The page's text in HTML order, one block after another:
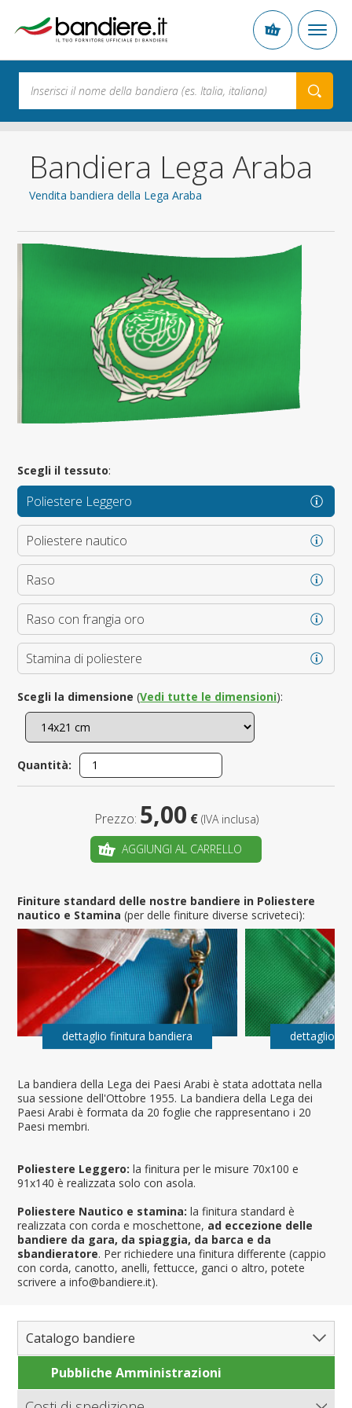
Bandiera Lega Araba
Vendita bandiera della Lega Araba
La bandiera della Lega dei Paesi Arabi è stata adottata nella
sua sessione dell'Ottobre 1955. La bandiera della Lega dei
Paesi Arabi è formata da 20 foglie che rappresentano i 20
Paesi membri.
Poliestere Leggero: la finitura per le misure 70x100 e
91x140 è realizzata solo con asola.
Poliestere Nautico e stamina: la finitura standard è
realizzata con corda e moschettone, ad eccezione delle
bandiere da gara, da spiaggia, da barca e da
sbandieratore. Per richiedere una finitura differente (cappio
con corda, canotto, anelli, fettucce, ganci o altro, potete
scrivere a info@bandiere.it).
Scegli il tessuto:
Poliestere Leggero
Poliestere nautico
Raso
Raso con frangia oro
Stamina di poliestere
Scegli la dimensione (Vedi tutte le dimensioni):
Quantità:
Prezzo: 5,00 € (IVA inclusa)
AGGIUNGI AL CARRELLO
Finiture standard delle nostre bandiere in Poliestere
nautico e Stamina(per delle finiture diverse scriveteci):
dettaglio finitura bandiera dettaglio
Catalogo bandiere
Bandiere del Mondo
Pubbliche Amministrazioni